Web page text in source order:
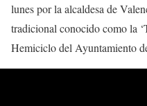
lunes por la alcaldesa de
tradicional conocido como la
Hemiciclo del Ayuntamiento